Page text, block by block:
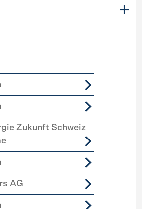
Zukunft Schweiz
AG